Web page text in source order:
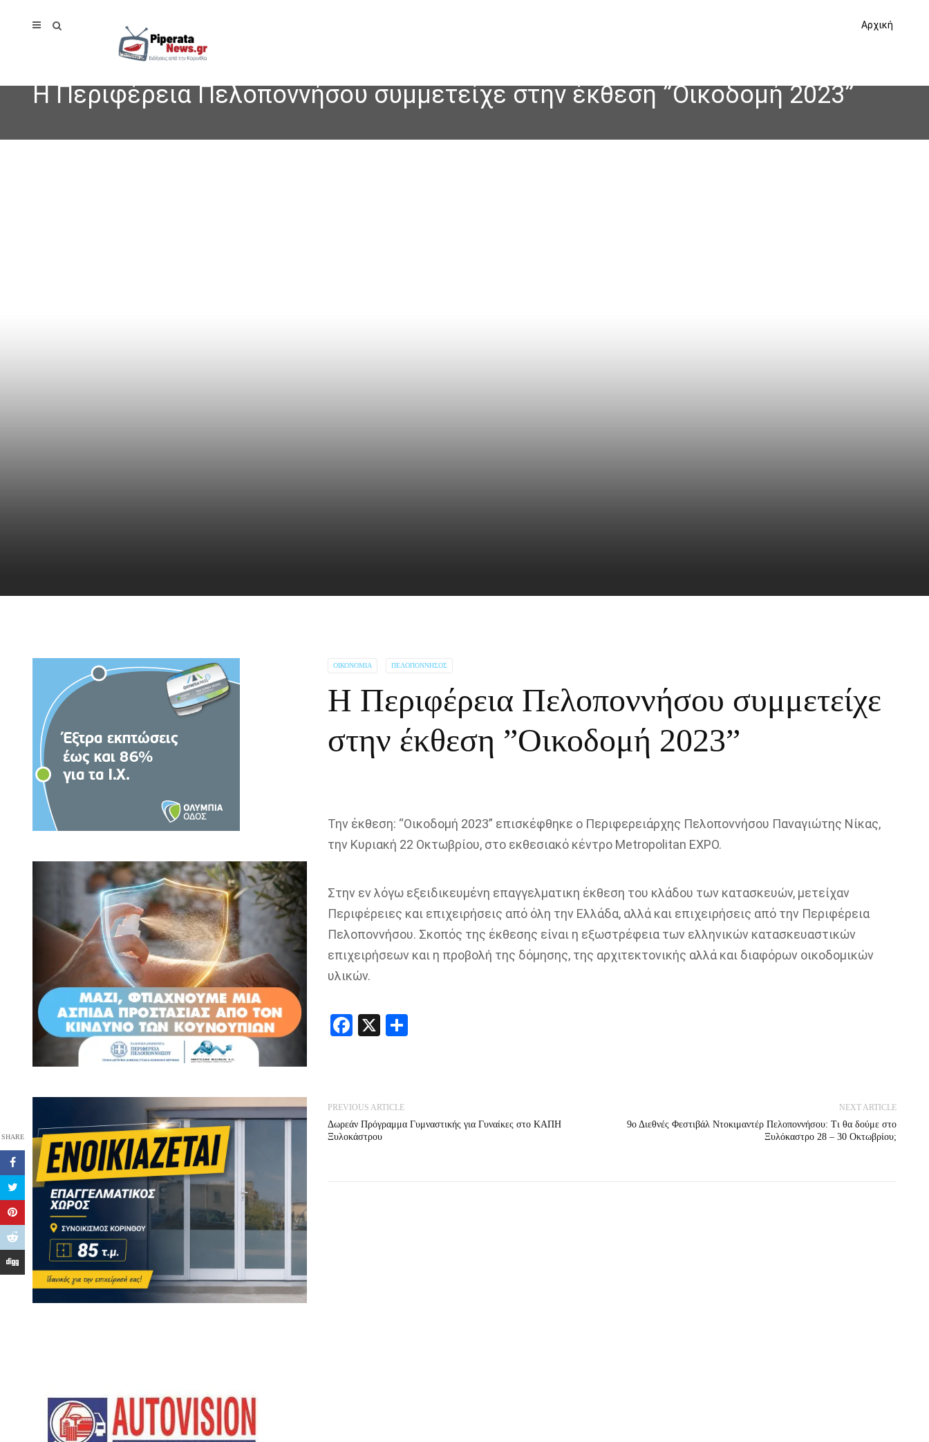
Αρχική
Η Περιφέρεια Πελοποννήσου συμμετείχε στην έκθεση ”Οικοδομή 2023”
ΟΙΚΟΝΟΜΊΑ ΠΕΛΟΠΌΝΝΗΣΟΣ
Η Περιφέρεια Πελοποννήσου συμμετείχε
στην έκθεση ”Οικοδομή 2023”
SHARE
Την έκθεση: “Οικοδομή 2023” επισκέφθηκε ο Περιφερειάρχης Πελοποννήσου Παναγιώτης Νίκας,
την Κυριακή 22 Οκτωβρίου, στο εκθεσιακό κέντρο Metropolitan EXPO.
Στην εν λόγω εξειδικευμένη επαγγελματικη έκθεση του κλάδου των κατασκευών, μετείχαν
Περιφέρειες και επιχειρήσεις από όλη την Ελλάδα, αλλά και επιχειρήσεις από την Περιφέρεια
Πελοποννήσου. Σκοπός της έκθεσης είναι η εξωστρέφεια των ελληνικών κατασκευαστικών
επιχειρήσεων και η προβολή της δόμησης, της αρχιτεκτονικής αλλά και διαφόρων οικοδομικών
υλικών.
Facebook
X Share
PREVIOUS ARTICLE
Δωρεάν Πρόγραμμα Γυμναστικής για Γυναίκες στο ΚΑΠΗ
Ξυλοκάστρου
NEXT ARTICLE
9ο Διεθνές Φεστιβάλ Ντοκιμαντέρ Πελοποννήσου: Τι θα δούμε στο
Ξυλόκαστρο 28 – 30 Οκτωβρίου;